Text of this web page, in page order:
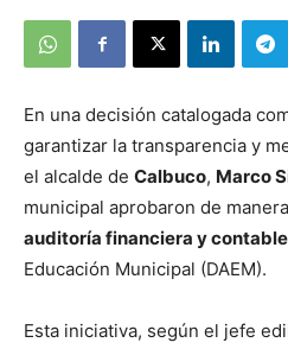
En una decisión catalogada
garantizar la transparencia y
el alcalde de Calbuco, Marco
municipal aprobaron de
auditoría financiera y contable
Educación Municipal (DAEM).
Esta iniciativa, según el jefe